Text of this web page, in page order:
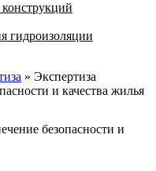
гидроизоляции
» Экспертиза
и качества жилья
безопасности и